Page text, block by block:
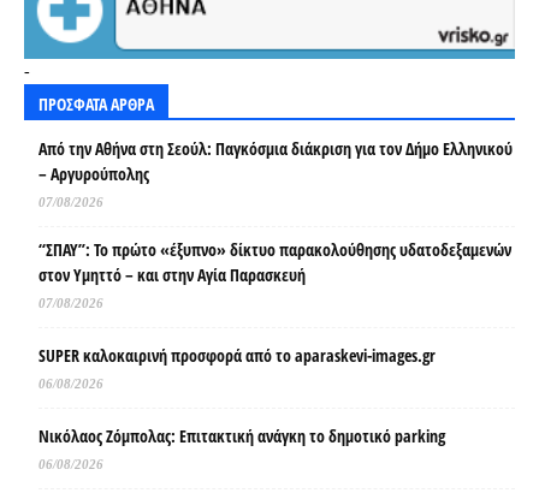
-
ΠΡΟΣΦΑΤΑ ΑΡΘΡΑ
Από την Αθήνα στη Σεούλ: Παγκόσμια διάκριση για τον Δήμο Ελληνικού
– Αργυρούπολης
07/08/2026
“ΣΠΑΥ”: Το πρώτο «έξυπνο» δίκτυο παρακολούθησης υδατοδεξαμενών
στον Υμηττό – και στην Αγία Παρασκευή
07/08/2026
SUPER καλοκαιρινή προσφορά από το aparaskevi-images.gr
06/08/2026
Νικόλαος Ζόμπολας: Επιτακτική ανάγκη το δημοτικό parking
06/08/2026